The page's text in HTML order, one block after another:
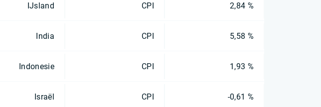
IJsland CPI 2,84 %
India CPI 5,58 %
Indonesie CPI 1,93 %
Israël CPI -0,61 %